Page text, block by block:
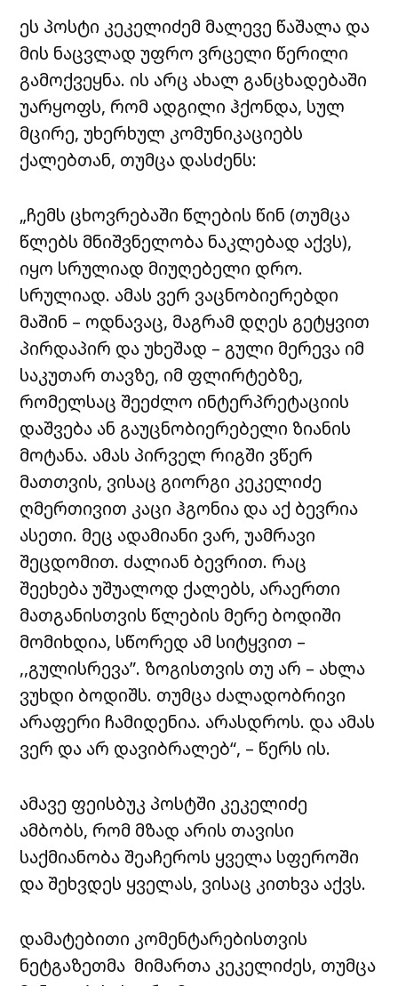
ეს პოსტი კეკელიძემ მალევე წაშალა და
მის ნაცვლად უფრო ვრცელი წერილი
გამოქვეყნა. ის არც ახალ განცხადებაში
უარყოფს, რომ ადგილი ჰქონდა, სულ
მცირე, უხერხულ კომუნიკაციებს
ქალებთან, თუმცა დასძენს:
„ჩემს ცხოვრებაში წლების წინ (თუმცა
წლებს მნიშვნელობა ნაკლებად აქვს),
იყო სრულიად მიუღებელი დრო.
სრულიად. ამას ვერ ვაცნობიერებდი
მაშინ – ოდნავაც, მაგრამ დღეს გეტყვით
პირდაპირ და უხეშად – გული მერევა იმ
საკუთარ თავზე, იმ ფლირტებზე,
რომელსაც შეეძლო ინტერპრეტაციის
დაშვება ან გაუცნობიერებელი ზიანის
მოტანა. ამას პირველ რიგში ვწერ
მათთვის, ვისაც გიორგი კეკელიძე
ღმერთივით კაცი ჰგონია და აქ ბევრია
ასეთი. მეც ადამიანი ვარ, უამრავი
შეცდომით. ძალიან ბევრით. რაც
შეეხება უშუალოდ ქალებს, არაერთი
მათგანისთვის წლების მერე ბოდიში
მომიხდია, სწორედ ამ სიტყვით –
,,გულისრევა”. ზოგისთვის თუ არ – ახლა
ვუხდი ბოდიშს. თუმცა ძალადობრივი
არაფერი ჩამიდენია. არასდროს. და ამას
ვერ და არ დავიბრალებ“, – წერს ის.
ამავე ფეისბუკ პოსტში კეკელიძე
ამბობს, რომ მზად არის თავისი
საქმიანობა შეაჩეროს ყველა სფეროში
და შეხვდეს ყველას, ვისაც კითხვა აქვს.
დამატებითი კომენტარებისთვის
ნეტგაზეთმა მიმართა კეკელიძეს, თუმცა